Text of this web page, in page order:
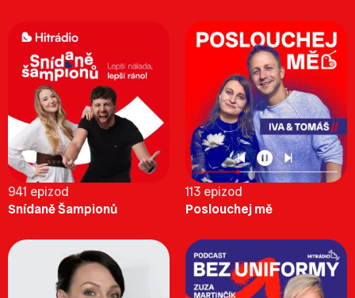
941 epizod
Snídaně Šampionů
113 epizod
Poslouchej mě